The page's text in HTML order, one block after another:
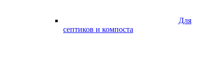
Для
септиков и компоста